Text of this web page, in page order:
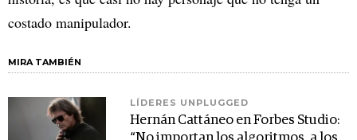
costado manipulador.
MIRA TAMBIÉN
LÍDERES UNPLUGGED
Hernán Cattáneo en Forbes Studio: